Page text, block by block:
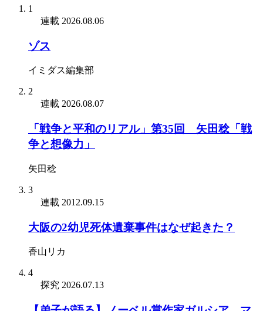
1
連載 2026.08.06
ゾス
イミダス編集部
2
連載 2026.08.07
「戦争と平和のリアル」第35回 矢田稔「戦
争と想像力」
矢田稔
3
連載 2012.09.15
大阪の2幼児死体遺棄事件はなぜ起きた？
香山リカ
4
探究 2026.07.13